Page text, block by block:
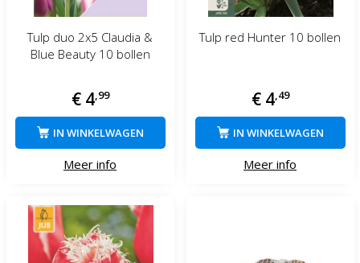
Tulp duo 2x5 Claudia &
Blue Beauty 10 bollen
€ 4 99
Meer info
IN WINKELWAGEN
Tulp red Hunter 10 bollen
€ 4 49
Meer info
IN WINKELWAGEN